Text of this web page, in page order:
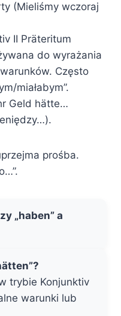
(Mieliśmy wczoraj
II Präteritum
do wyrażania
Często
miałabym”.
Geld hätte…
prośba.
„haben” a
trybie Konjunktiv
warunki lub